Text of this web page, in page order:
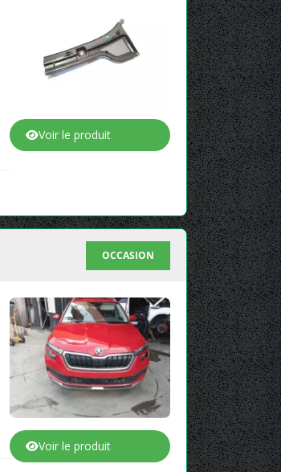
Voir le produit
OCCASION
Voir le produit